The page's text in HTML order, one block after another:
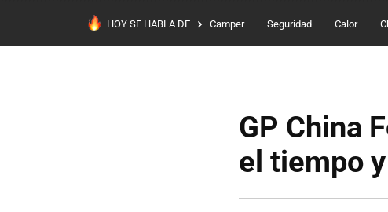
HOY SE HABLA DE Camper Seguridad Calor
GP China
el tiempo